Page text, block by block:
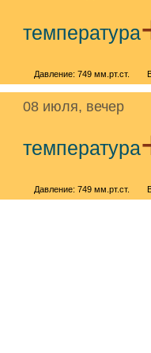
температура
Давление: 749 мм.рт.ст.
08 июля, вечер
температура
Давление: 749 мм.рт.ст.